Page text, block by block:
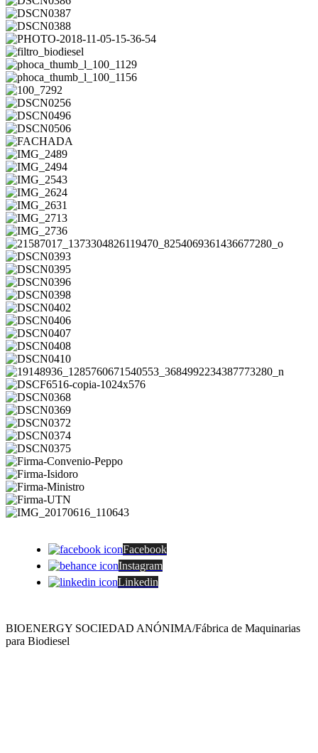
Facebook
Instagram
Linkedin
BIOENERGY SOCIEDAD ANÓNIMA/Fábrica de Maquinarias
para Biodiesel